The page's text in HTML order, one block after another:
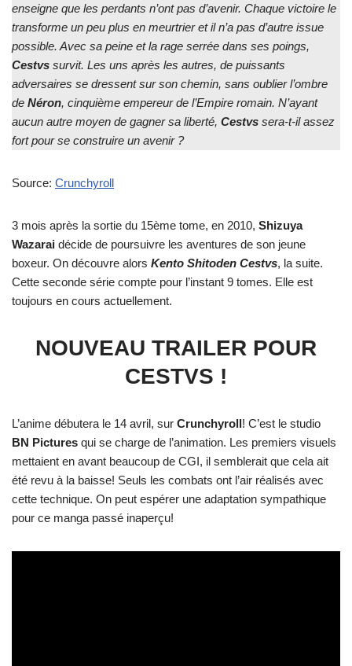
enseigne que les perdants n’ont pas d’avenir. Chaque victoire le
transforme un peu plus en meurtrier et il n’a pas d’autre issue
possible. Avec sa peine et la rage serrée dans ses poings,
Cestvs survit. Les uns après les autres, de puissants
adversaires se dressent sur son chemin, sans oublier l’ombre
de Néron, cinquième empereur de l’Empire romain. N’ayant
aucun autre moyen de gagner sa liberté, Cestvs sera-t-il assez
fort pour se construire un avenir ?
Source: Crunchyroll
3 mois après la sortie du 15ème tome, en 2010, Shizuya
Wazarai décide de poursuivre les aventures de son jeune
boxeur. On découvre alors Kento Shitoden Cestvs, la suite.
Cette seconde série compte pour l’instant 9 tomes. Elle est
toujours en cours actuellement.
NOUVEAU TRAILER POUR
CESTVS !
L’anime débutera le 14 avril, sur Crunchyroll ! C’est le studio
BN Pictures qui se charge de l’animation. Les premiers visuels
mettaient en avant beaucoup de CGI, il semblerait que cela ait
été revu à la baisse! Seuls les combats ont l’air réalisés avec
cette technique. On peut espérer une adaptation sympathique
pour ce manga passé inaperçu!